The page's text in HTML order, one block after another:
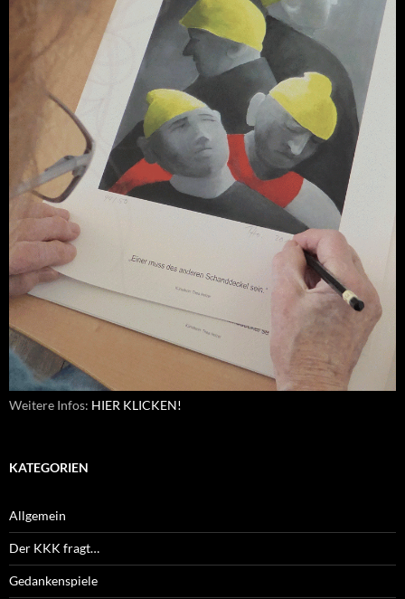
Weitere Infos: HIER KLICKEN!
KATEGORIEN
Allgemein
Der KKK fragt…
Gedankenspiele